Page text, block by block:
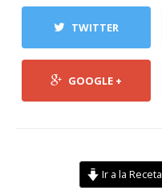
TWITTER
GOOGLE +
Ir a la Receta